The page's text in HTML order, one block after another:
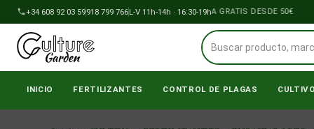
al
contenido
+34 608 92 03 59918 799 766L-V 11h-14h · 16:30-19h
ENVÍOS A PENÍNSULA GRATIS DESDE 50€
INICIO FERTILIZANTES CONTROL DE PLAGAS CULTIVO